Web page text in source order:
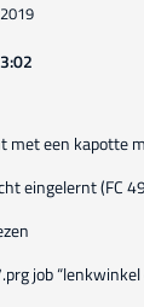
met een kapotte
eingelernt (FC
job